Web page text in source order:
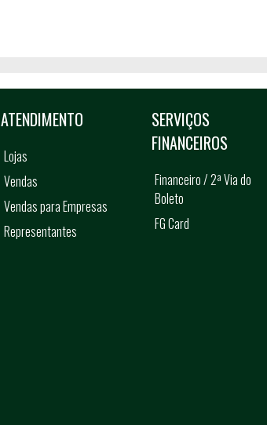
ATENDIMENTO
Lojas
Vendas
Vendas para Empresas
Representantes
SERVIÇOS
FINANCEIROS
Financeiro / 2ª Via do
Boleto
FG Card